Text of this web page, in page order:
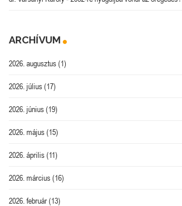
ARCHÍVUM
2026. augusztus(1)
2026. július(17)
2026. június(19)
2026. május(15)
2026. április(11)
2026. március(16)
2026. február(13)